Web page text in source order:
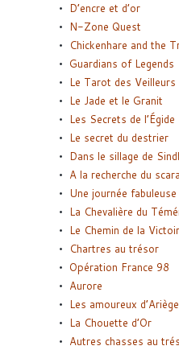
D’encre et d’or
N-Zone Quest
Chickenhare and the
Guardians of Legends
Le Tarot des Veilleurs
Le Jade et le Granit
Les Secrets de l’Égide
Le secret du destrier
Dans le sillage de
A la recherche du
Une journée fabuleuse
La Chevalière du
Le Chemin de la
Chartres au trésor
Opération France 98
Aurore
Les amoureux d’Ariège
La Chouette d’Or
Autres chasses au